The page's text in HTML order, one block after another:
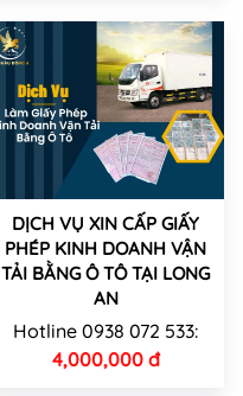
DỊCH VỤ XIN CẤP GIẤY
PHÉP KINH DOANH VẬN
TẢI BẰNG Ô TÔ TẠI LONG
AN
Hotline 0938 072 533:
4,000,000 đ